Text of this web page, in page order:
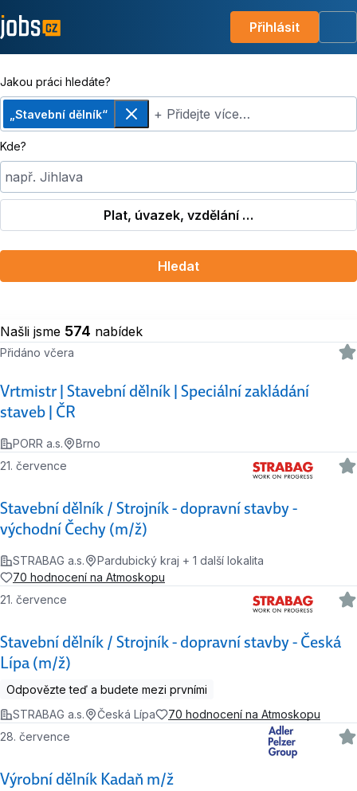
Přihlásit
Jakou práci hledáte?
„Stavební dělník“
Odebrat+ Přidejte více…
Kde?
např. Jihlava
Plat, úvazek, vzdělání …
Hledat
Našli jsme 574 nabídek
Vrtmistr | Stavební dělník | Speciální zakládání
staveb | ČR
Přidáno včera
PORR a.s. Brno
Stavební dělník / Strojník - dopravní stavby -
východní Čechy (m/ž)
21. července
STRABAG a.s.
Pardubický kraj + 1 další lokalita
70 hodnocení na Atmoskopu
Stavební dělník / Strojník - dopravní stavby - Česká
Lípa (m/ž)
21. července
Odpovězte teď a budete mezi prvními
STRABAG a.s.
Česká Lípa 70 hodnocení na Atmoskopu
Výrobní dělník Kadaň m/ž
28. července